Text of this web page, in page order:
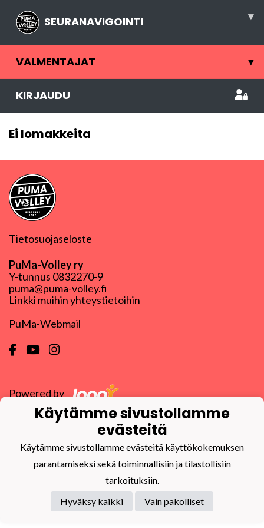
SEURANAVIGOINTI ▾
VALMENTAJAT ▾
KIRJAUDU
Ei lomakkeita
Tietosuojaseloste
PuMa-Volley ry
Y-tunnus 0832270-9
puma@puma-volley.fi
Linkki muihin yhteystietoihin
PuMa-Webmail
Powered by
Käytämme sivustollamme
evästeitä
Käytämme sivustollamme evästeitä käyttökokemuksen
parantamiseksi sekä toiminnallisiin ja tilastollisiin
tarkoituksiin.
Hyväksy kaikki
Vain pakolliset